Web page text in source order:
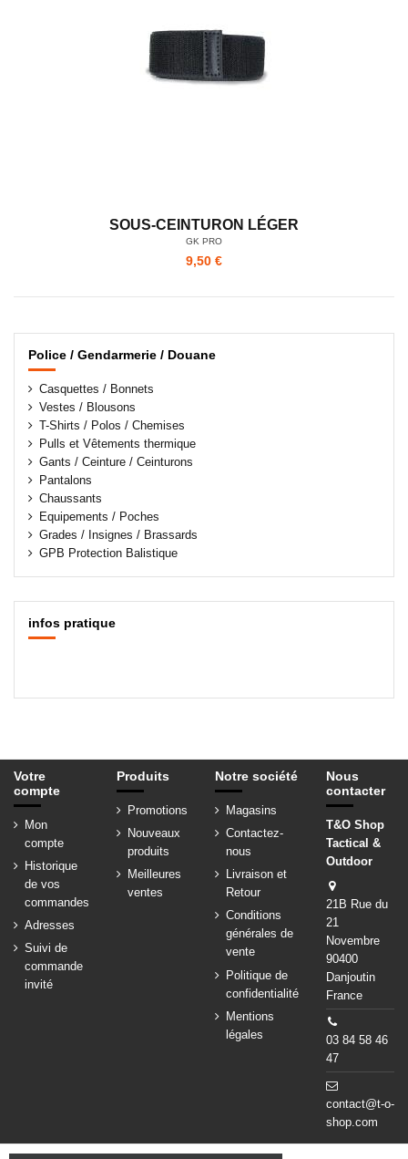
SOUS-CEINTURON LÉGER
GK PRO
9,50 €
Police / Gendarmerie / Douane
Casquettes / Bonnets
Vestes / Blousons
T-Shirts / Polos / Chemises
Pulls et Vêtements thermique
Gants / Ceinture / Ceinturons
Pantalons
Chaussants
Equipements / Poches
Grades / Insignes / Brassards
GPB Protection Balistique
infos pratique
Votre
compte
Mon
compte
Historique
de vos
commandes
Adresses
Suivi de
commande
invité
Produits
Promotions
Nouveaux
produits
Meilleures
ventes
Notre société
Magasins
Contactez-
nous
Livraison et
Retour
Conditions
générales de
vente
Politique de
confidentialité
Mentions
légales
Nous
contacter
T&O Shop
Tactical &
Outdoor
21B Rue du
21
Novembre
90400
Danjoutin
France
03 84 58 46
47
contact@t-o-
shop.com